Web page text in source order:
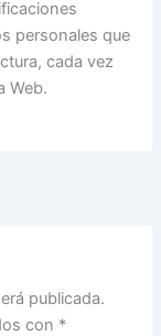
personales que
cada vez
Web.
publicada.
con *